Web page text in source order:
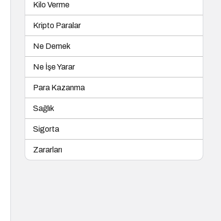
Kilo Verme
Kripto Paralar
Ne Demek
Ne İşe Yarar
Para Kazanma
Sağlık
Sigorta
Zararları